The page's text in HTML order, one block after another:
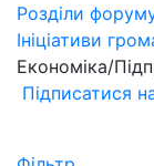
Розділи
Ініціативи
Економіка/
Підписатися